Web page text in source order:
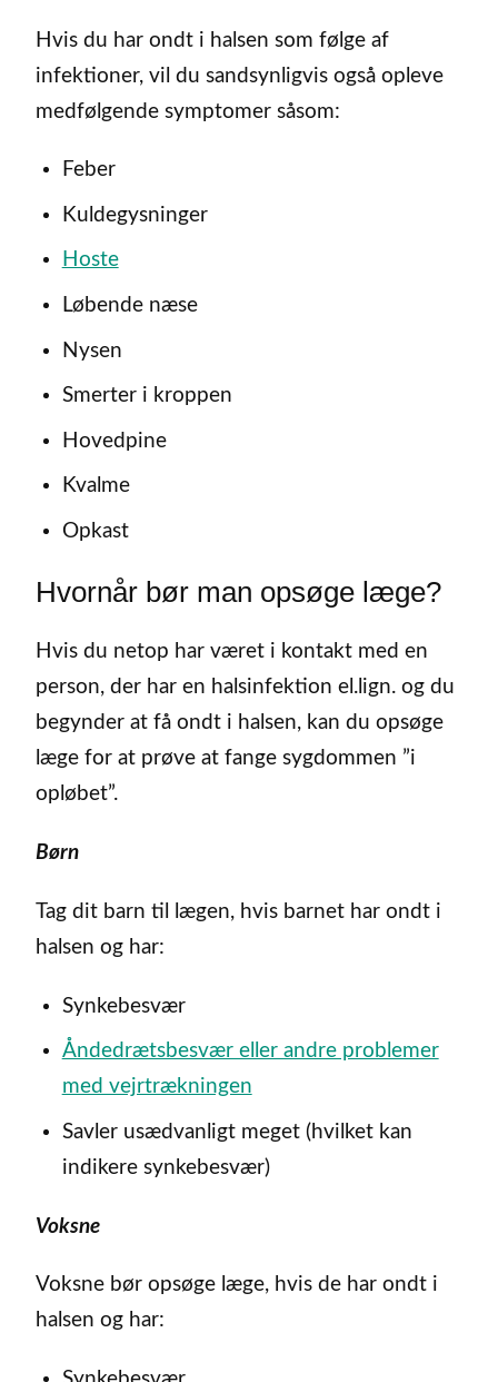
Hvis du har ondt i halsen som følge af
infektioner, vil du sandsynligvis også opleve
medfølgende symptomer såsom:
Feber
Kuldegysninger
Hoste
Løbende næse
Nysen
Smerter i kroppen
Hovedpine
Kvalme
Opkast
Hvornår bør man opsøge læge?
Hvis du netop har været i kontakt med en
person, der har en halsinfektion el.lign. og du
begynder at få ondt i halsen, kan du opsøge
læge for at prøve at fange sygdommen ”i
opløbet”.
Børn
Tag dit barn til lægen, hvis barnet har ondt i
halsen og har:
Synkebesvær
Åndedrætsbesvær eller andre problemer
med vejrtrækningen
Savler usædvanligt meget (hvilket kan
indikere synkebesvær)
Voksne
Voksne bør opsøge læge, hvis de har ondt i
halsen og har: